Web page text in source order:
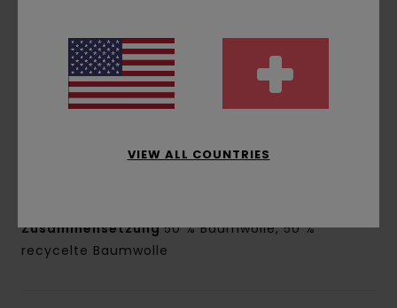
Verschluss:Knopfverschluss
Taschen:aufgesetzte Taschen
Futter:Popeline-Futter aus Polyester und
Andere Features:Verstellbar an Saum und
Zusammensetzung50 % Baumwolle, 50 %
recycelte Baumwolle
VIEW ALL COUNTRIES